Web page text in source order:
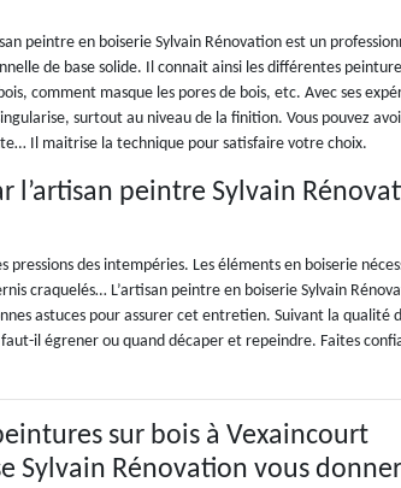
peintre en boiserie Sylvain Rénovation est un
de base solide. Il connait ainsi les différentes
comment masque les pores de bois, etc. Avec ses
surtout au niveau de la finition. Vous pouvez
Il maitrise la technique pour satisfaire votre choix.
l’artisan peintre Sylvain
pressions des intempéries. Les éléments en boiserie
craquelés… L’artisan peintre en boiserie Sylvain
astuces pour assurer cet entretien. Suivant la qualité
il égrener ou quand décaper et repeindre. Faites
sur bois à Vexaincourt
Sylvain Rénovation vous